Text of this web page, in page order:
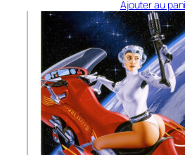
Ajouter au